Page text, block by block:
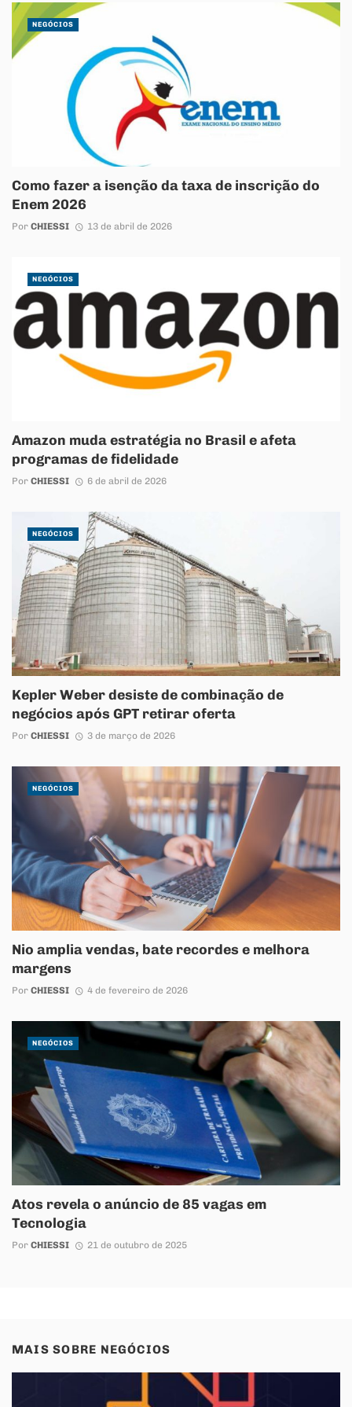
Como fazer a isenção da taxa de inscrição do
Enem 2026
Por CHIESSI 13 de abril de 2026
NEGÓCIOS
Amazon muda estratégia no Brasil e afeta
programas de fidelidade
Por CHIESSI 6 de abril de 2026
NEGÓCIOS
Kepler Weber desiste de combinação de
negócios após GPT retirar oferta
Por CHIESSI 3 de março de 2026
NEGÓCIOS
Nio amplia vendas, bate recordes e melhora
margens
Por CHIESSI 4 de fevereiro de 2026
NEGÓCIOS
Atos revela o anúncio de 85 vagas em
Tecnologia
Por CHIESSI 21 de outubro de 2025
NEGÓCIOS
MAIS SOBRE NEGÓCIOS